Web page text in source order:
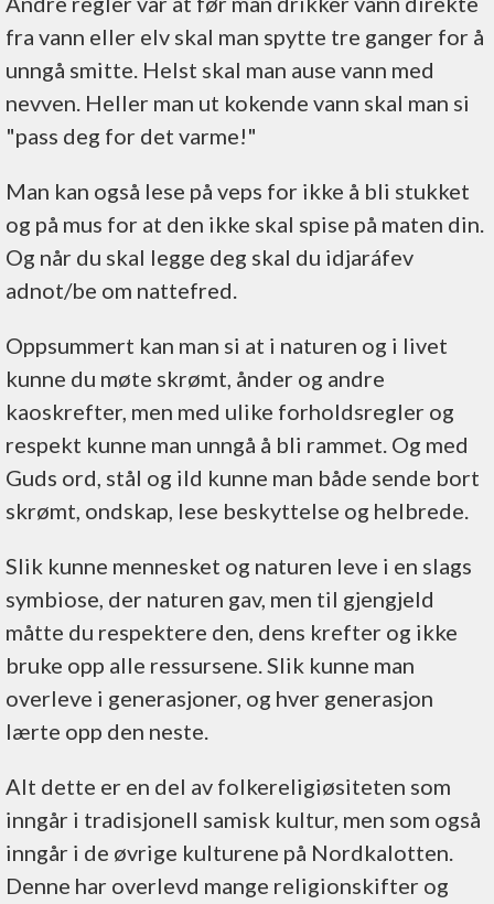
fra vann eller elv skal man spytte tre ganger for å
unngå smitte. Helst skal man ause vann med
nevven. Heller man ut kokende vann skal man si
"pass deg for det varme!"
Man kan også lese på veps for ikke å bli stukket
og på mus for at den ikke skal spise på maten din.
Og når du skal legge deg skal du idjaráfev
adnot/be om nattefred.
Oppsummert kan man si at i naturen og i livet
kunne du møte skrømt, ånder og andre
kaoskrefter, men med ulike forholdsregler og
respekt kunne man unngå å bli rammet. Og med
Guds ord, stål og ild kunne man både sende bort
skrømt, ondskap, lese beskyttelse og helbrede.
Slik kunne mennesket og naturen leve i en slags
symbiose, der naturen gav, men til gjengjeld
måtte du respektere den, dens krefter og ikke
bruke opp alle ressursene. Slik kunne man
overleve i generasjoner, og hver generasjon
lærte opp den neste.
Alt dette er en del av folkereligiøsiteten som
inngår i tradisjonell samisk kultur, men som også
inngår i de øvrige kulturene på Nordkalotten.
Denne har overlevd mange religionskifter og